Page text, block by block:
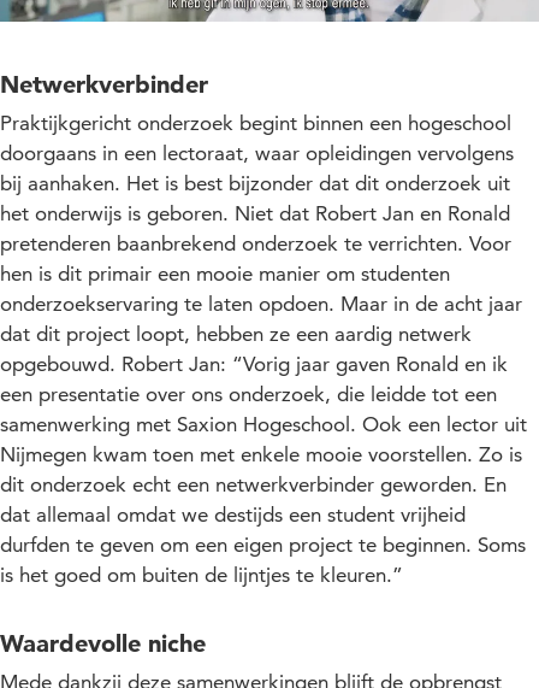
Netwerkverbinder
Praktijkgericht onderzoek begint binnen een hogeschool
doorgaans in een lectoraat, waar opleidingen vervolgens
bij aanhaken. Het is best bijzonder dat dit onderzoek uit
het onderwijs is geboren. Niet dat Robert Jan en Ronald
pretenderen baanbrekend onderzoek te verrichten. Voor
hen is dit primair een mooie manier om studenten
onderzoekservaring te laten opdoen. Maar in de acht jaar
dat dit project loopt, hebben ze een aardig netwerk
opgebouwd. Robert Jan: “Vorig jaar gaven Ronald en ik
een presentatie over ons onderzoek, die leidde tot een
samenwerking met Saxion Hogeschool. Ook een lector uit
Nijmegen kwam toen met enkele mooie voorstellen. Zo is
dit onderzoek echt een netwerkverbinder geworden. En
dat allemaal omdat we destijds een student vrijheid
durfden te geven om een eigen project te beginnen. Soms
is het goed om buiten de lijntjes te kleuren.”
Waardevolle niche
Mede dankzij deze samenwerkingen blijft de opbrengst